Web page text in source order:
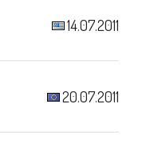
14.07.2011
20.07.2011